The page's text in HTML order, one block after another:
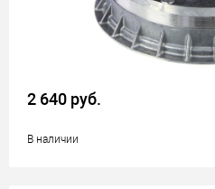
2 640 руб.
В наличии